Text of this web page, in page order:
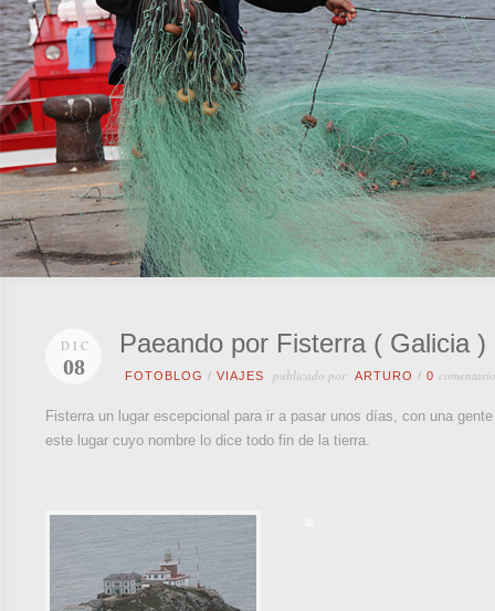
DIC
08
Paeando por Fisterra ( Galicia )
FOTOBLOG / VIAJES publicado por ARTURO / 0
Fisterra un lugar escepcional para ir a pasar unos días, con una
este lugar cuyo nombre lo dice todo fin de la tierra.